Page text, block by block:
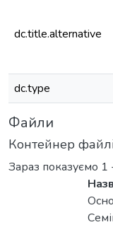
dc.title.alternative
dc.type
Файли
Контейнер
Зараз показуємо 1